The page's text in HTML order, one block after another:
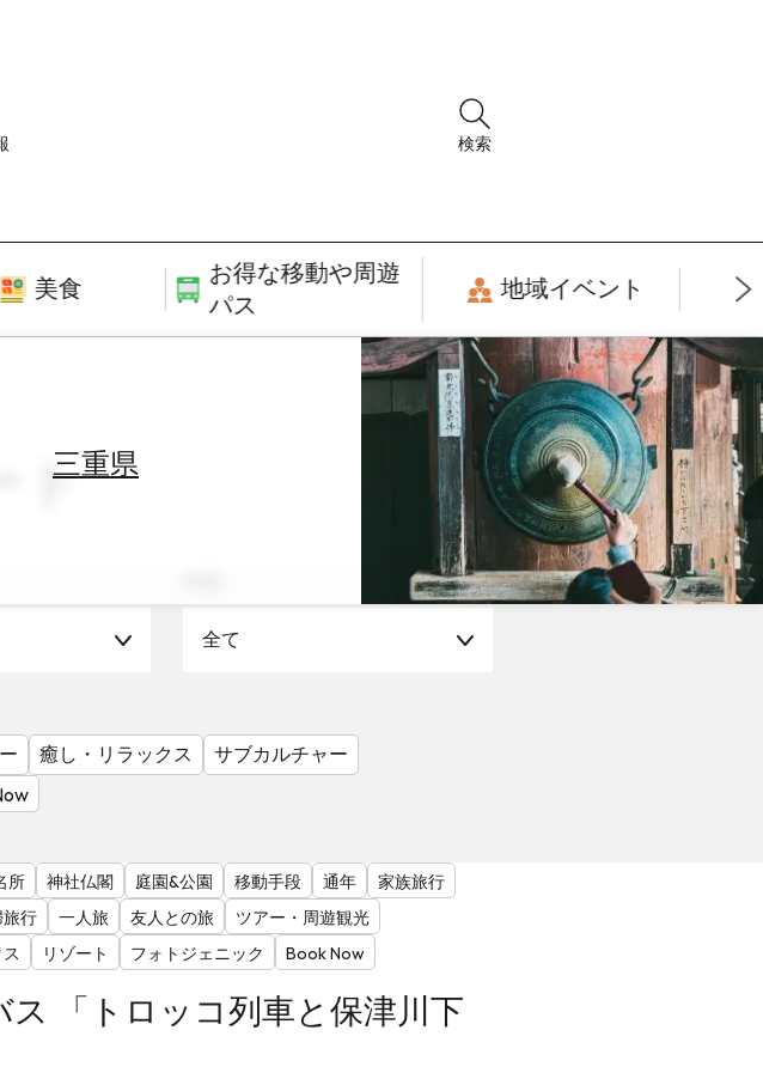
検索
美食
お得な移動や周遊
パス
地域イベント
三重県
ト
全て
癒し・リラックス
サブカルチャー
所 神社仏閣 庭園&公園 移動手段 通年
家族旅行
行
一人旅 友人との旅
ツアー・周遊観光
リゾート フォトジェニック Book Now
ス 「トロッコ列車と保津川下